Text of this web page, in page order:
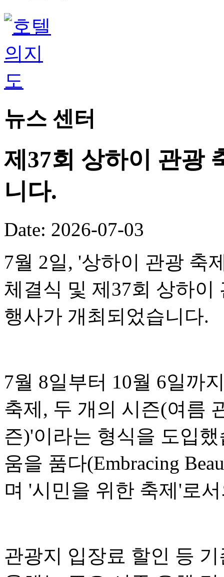
뉴스 센터
제37회 상하이 관광
니다.
Date: 2026-07-03
7월 2일, '상하이 관광 축
체결식 및 제37회 상하
행사가 개최되었습니다.
7월 8일부터 10월 6일까
축제, 두 개의 시즌(여름
즌)'이라는 형식을 도입
움을 품다(Embracing
며 '시민을 위한 축제'로
관광지 입장료 할인 등